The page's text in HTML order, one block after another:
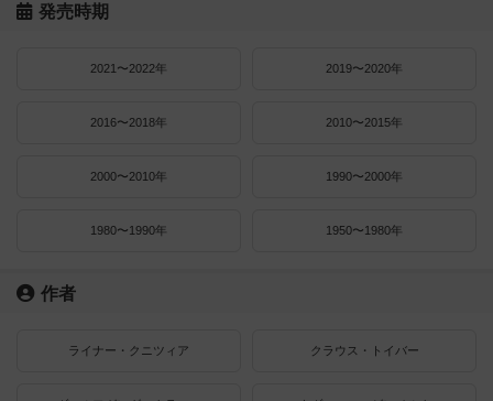
発売時期
2021〜2022年 2019〜2020年
2016〜2018年 2010〜2015年
2000〜2010年 1990〜2000年
1980〜1990年 1950〜1980年
作者
ライナー・クニツィア クラウス・トイバー